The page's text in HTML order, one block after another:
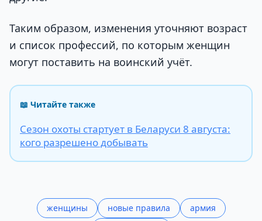
Таким образом, изменения уточняют возраст
и список профессий, по которым женщин
могут поставить на воинский учёт.
📖 Читайте также
Сезон охоты стартует в Беларуси 8 августа:
кого разрешено добывать
женщины новые правила
армия